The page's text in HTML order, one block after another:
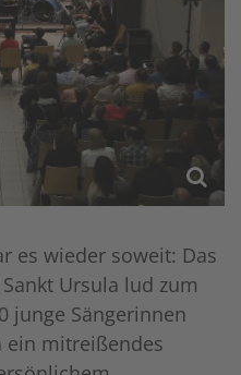
es wieder soweit: Das
Ursula lud zum
junge Sängerinnen
ein mitreißendes